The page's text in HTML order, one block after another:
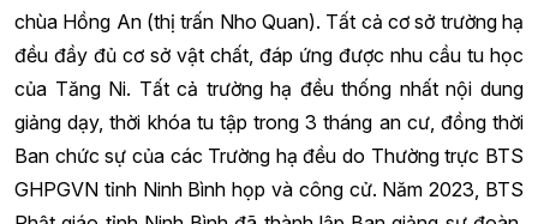
chùa Hồng An (thị trấn Nho Quan). Tất cả cơ sở trường hạ
đều đầy đủ cơ sở vật chất, đáp ứng được nhu cầu tu học
của Tăng Ni. Tất cả trường hạ đều thống nhất nội dung
giảng dạy, thời khóa tu tập trong 3 tháng an cư, đồng thời
Ban chức sự của các Trường hạ đều do Thường trực BTS
GHPGVN tỉnh Ninh Bình họp và công cử. Năm 2023, BTS